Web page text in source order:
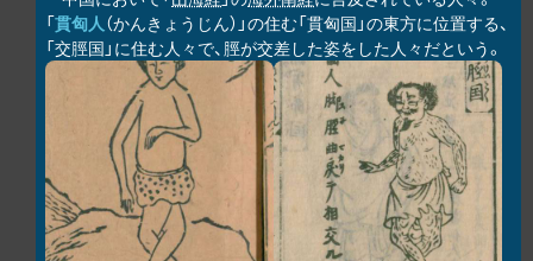
「貫匈人（かんきょうじん）」の住む「貫匈国」の東方に位置する、
「交脛国」に住む人々で、脛が交差した姿をした人々だという。